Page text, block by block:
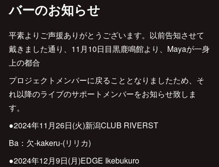
バーのお知らせ
平素よりご声援ありがとうございます。以前告知させて
戴きました通り、11月10日目黒鹿鳴館より、Mayaが一身
上の都合
プロジェクトメンバーに戻ることとなりましたため、そ
れ以降のライブのサポートメンバーをお知らせ致しま
す。
●2024年11月26日(火)新潟CLUB RIVERST
Ba：欠-kakeru-(リリカ)
●2024年12月9日(月)EDGE Ikebukuro